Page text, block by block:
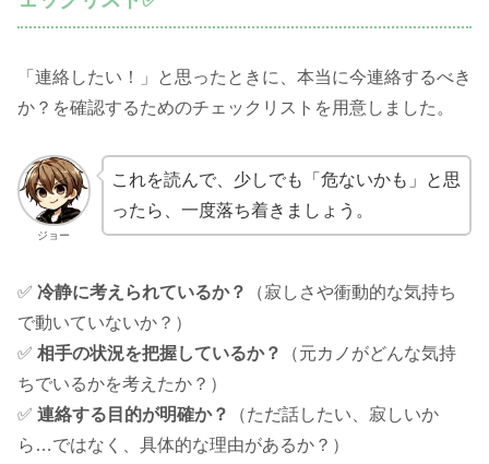
「連絡したい！」と思ったときに、本当に今連絡するべき
か？を確認するためのチェックリストを用意しました。
ジョー
これを読んで、少しでも「危ないかも」と思
ったら、一度落ち着きましょう。
✅ 冷静に考えられているか？
（寂しさや衝動的な気持ち
で動いていないか？）
✅ 相手の状況を把握しているか？
（元カノがどんな気持
ちでいるかを考えたか？）
✅ 連絡する目的が明確か？
（ただ話したい、寂しいか
ら…ではなく、具体的な理由があるか？）